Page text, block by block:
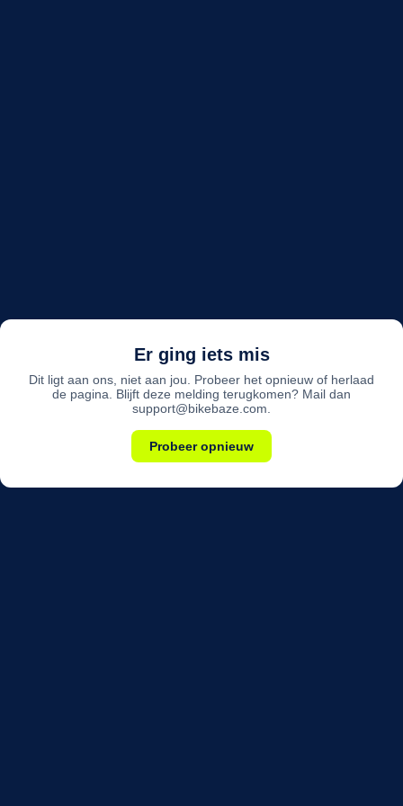
Er ging iets mis
Dit ligt aan ons, niet aan jou. Probeer het opnieuw of herlaad
de pagina. Blijft deze melding terugkomen? Mail dan
support@bikebaze.com.
Probeer opnieuw